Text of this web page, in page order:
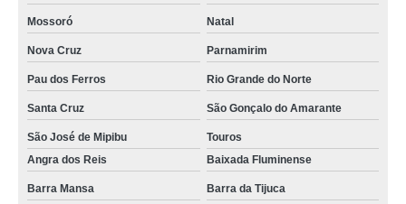
Mossoró Natal
Nova Cruz Parnamirim
Pau dos Ferros Rio Grande do Norte
Santa Cruz São Gonçalo do Amarante
São José de Mipibu
Touros
Angra dos Reis
Baixada Fluminense
Barra Mansa Barra da Tijuca